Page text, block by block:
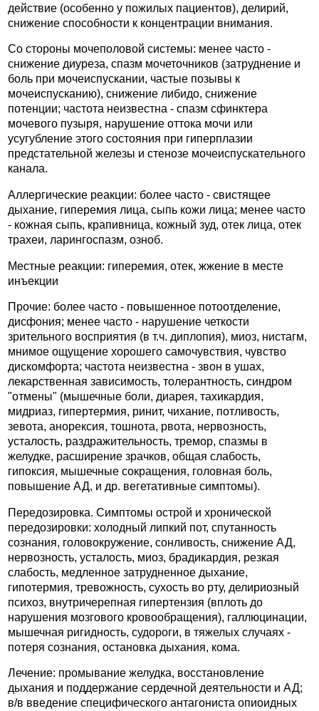
действие (особенно у пожилых пациентов), делирий,
снижение способности к концентрации внимания.
Со стороны мочеполовой системы: менее часто -
снижение диуреза, спазм мочеточников (затруднение и
боль при мочеиспускании, частые позывы к
мочеиспусканию), снижение либидо, снижение
потенции; частота неизвестна - спазм сфинктера
мочевого пузыря, нарушение оттока мочи или
усугубление этого состояния при гиперплазии
предстательной железы и стенозе мочеиспускательного
канала.
Аллергические реакции: более часто - свистящее
дыхание, гиперемия лица, сыпь кожи лица; менее часто
- кожная сыпь, крапивница, кожный зуд, отек лица, отек
трахеи, ларингоспазм, озноб.
Местные реакции: гиперемия, отек, жжение в месте
инъекции
Прочие: более часто - повышенное потоотделение,
дисфония; менее часто - нарушение четкости
зрительного восприятия (в т.ч. диплопия), миоз, нистагм,
мнимое ощущение хорошего самочувствия, чувство
дискомфорта; частота неизвестна - звон в ушах,
лекарственная зависимость, толерантность, синдром
"отмены" (мышечные боли, диарея, тахикардия,
мидриаз, гипертермия, ринит, чихание, потливость,
зевота, анорексия, тошнота, рвота, нервозность,
усталость, раздражительность, тремор, спазмы в
желудке, расширение зрачков, общая слабость,
гипоксия, мышечные сокращения, головная боль,
повышение АД, и др. вегетативные симптомы).
Передозировка. Симптомы острой и хронической
передозировки: холодный липкий пот, спутанность
сознания, головокружение, сонливость, снижение АД,
нервозность, усталость, миоз, брадикардия, резкая
слабость, медленное затрудненное дыхание,
гипотермия, тревожность, сухость во рту, делириозный
психоз, внутричерепная гипертензия (вплоть до
нарушения мозгового кровообращения), галлюцинации,
мышечная ригидность, судороги, в тяжелых случаях -
потеря сознания, остановка дыхания, кома.
Лечение: промывание желудка, восстановление
дыхания и поддержание сердечной деятельности и АД;
в/в введение специфического антагониста опиоидных